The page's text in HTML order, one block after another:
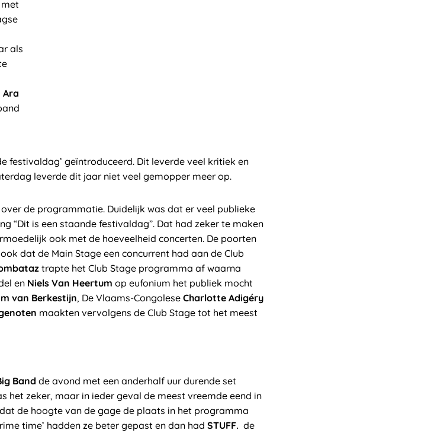
als
Ara
festivaldag’ geïntroduceerd. Dit leverde veel kritiek en
leverde dit jaar niet veel gemopper meer op.
de programmatie. Duidelijk was dat er veel publieke
“Dit is een staande festivaldag”. Dat had zeker te maken
ook met de hoeveelheid concerten. De poorten
dat de Main Stage een concurrent had aan de Club
trapte het Club Stage programma af waarna
en Niels Van Heertum op eufonium het publiek mocht
van Berkestijn, De Vlaams-Congolese Charlotte Adigéry
maakten vervolgens de Club Stage tot het meest
Band de avond met een anderhalf uur durende set
het zeker, maar in ieder geval de meest vreemde eend in
de hoogte van de gage de plaats in het programma
time’ hadden ze beter gepast en dan had STUFF. de